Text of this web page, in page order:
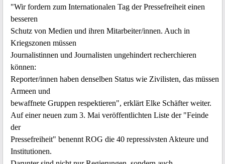
"Wir fordern zum Internationalen Tag der Pressefreiheit einen
besseren
Schutz von Medien und ihren Mitarbeiter/innen. Auch in
Kriegszonen müssen
Journalistinnen und Journalisten ungehindert recherchieren
können:
Reporter/innen haben denselben Status wie Zivilisten, das müssen
Armeen und
bewaffnete Gruppen respektieren", erklärt Elke Schäfter weiter.
Auf einer neuen zum 3. Mai veröffentlichten Liste der "Feinde
der
Pressefreiheit" benennt ROG die 40 repressivsten Akteure und
Institutionen.